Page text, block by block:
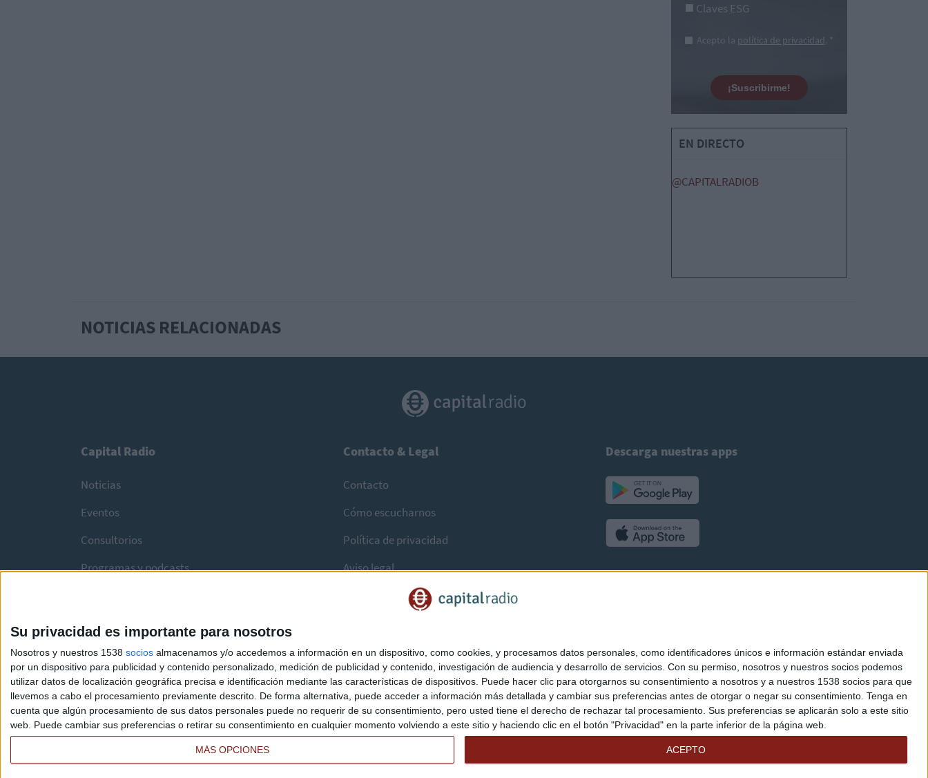
Su privacidad es importante para nosotros
Nosotros y nuestros 1538 socios almacenamos y/o accedemos a información en un dispositivo, como cookies, y procesamos datos personales, como identificadores únicos e información estándar enviada
por un dispositivo para publicidad y contenido personalizado, medición de publicidad y contenido, investigación de audiencia y desarrollo de servicios. Con su permiso, nosotros y nuestros socios podemos
utilizar datos de localización geográfica precisa e identificación mediante las características de dispositivos. Puede hacer clic para otorgarnos su consentimiento a nosotros y a nuestros 1538 socios para que
llevemos a cabo el procesamiento previamente descrito. De forma alternativa, puede acceder a información más detallada y cambiar sus preferencias antes de otorgar o negar su consentimiento. Tenga en
cuenta que algún procesamiento de sus datos personales puede no requerir de su consentimiento, pero usted tiene el derecho de rechazar tal procesamiento. Sus preferencias se aplicarán solo a este sitio
web. Puede cambiar sus preferencias o retirar su consentimiento en cualquier momento volviendo a este sitio y haciendo clic en el botón "Privacidad" en la parte inferior de la página web.
MÁS OPCIONES ACEPTO
Claves ESG
Acepto la política de privacidad. *
¡Suscribirme!
EN DIRECTO
@CAPITALRADIOB
NOTICIAS RELACIONADAS
Capital Radio
Noticias
Eventos
Consultorios
Programas y podcasts
Contacto & Legal
Contacto
Cómo escucharnos
Política de privacidad
Aviso legal
Descarga nuestras apps